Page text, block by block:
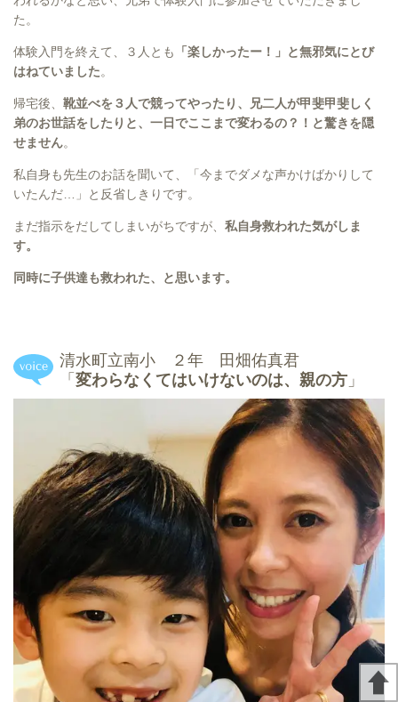
た。
体験入門を終えて、３人とも
「楽しかったー！」と無邪気にとび
はねていました。
帰宅後、 靴並べを３人で競ってやったり、兄二人が甲斐甲斐しく
弟のお世話をしたりと、一日でここまで変わるの？！と驚きを隠
せません。
私自身も先生のお話を聞いて、「今までダメな声かけばかりして
いたんだ…」と反省しきりです。
まだ指示をだしてしまいがちですが、 私自身救われた気がしま
す。
同時に子供達も救われた、と思います。
清水町立南小 ２年 田畑佑真君
「変わらなくてはいけないのは、親の方 」